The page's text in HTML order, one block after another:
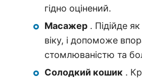
гідно оцінений.
Масажер . Підійде
віку, і допоможе
стомлюваністю та
Солодкий кошик .